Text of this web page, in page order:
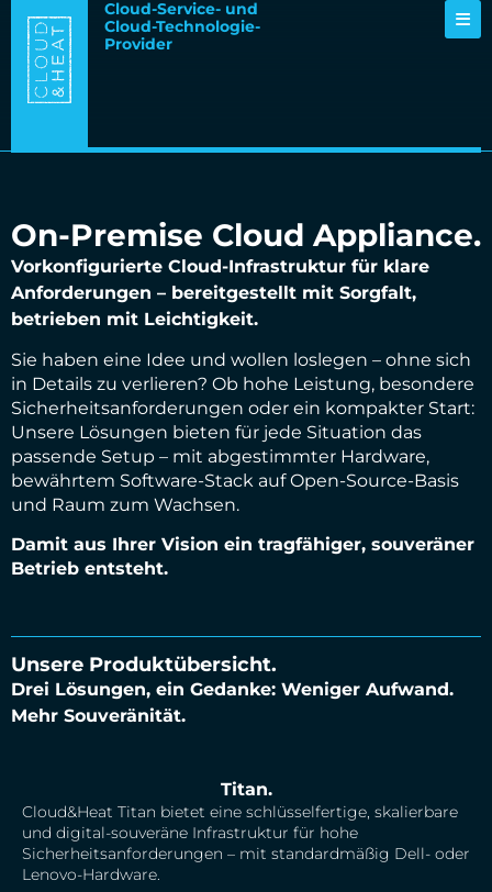
Cloud-Service- und
Cloud-Technologie-
Provider
On-Premise Cloud Appliance.
Vorkonfigurierte Cloud-Infrastruktur für klare
Anforderungen – bereitgestellt mit Sorgfalt,
betrieben mit Leichtigkeit.
Sie haben eine Idee und wollen loslegen – ohne sich
in Details zu verlieren? Ob hohe Leistung, besondere
Sicherheitsanforderungen oder ein kompakter Start:
Unsere Lösungen bieten für jede Situation das
passende Setup – mit abgestimmter Hardware,
bewährtem Software-Stack auf Open-Source-Basis
und Raum zum Wachsen.
Damit aus Ihrer Vision ein tragfähiger, souveräner
Betrieb entsteht.
Unsere Produktübersicht.
Drei Lösungen, ein Gedanke: Weniger Aufwand.
Mehr Souveränität.
Titan.
Cloud&Heat Titan bietet eine schlüsselfertige, skalierbare
und digital-souveräne Infrastruktur für hohe
Sicherheitsanforderungen – mit standardmäßig Dell- oder
Lenovo-Hardware.